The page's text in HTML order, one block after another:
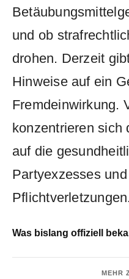
und ob
drohen. Derzeit
Hinweise auf ein
Fremdeinwirkung.
konzentrieren sich
auf die
Partyexzesses
Was bislang offiziell
MEHR